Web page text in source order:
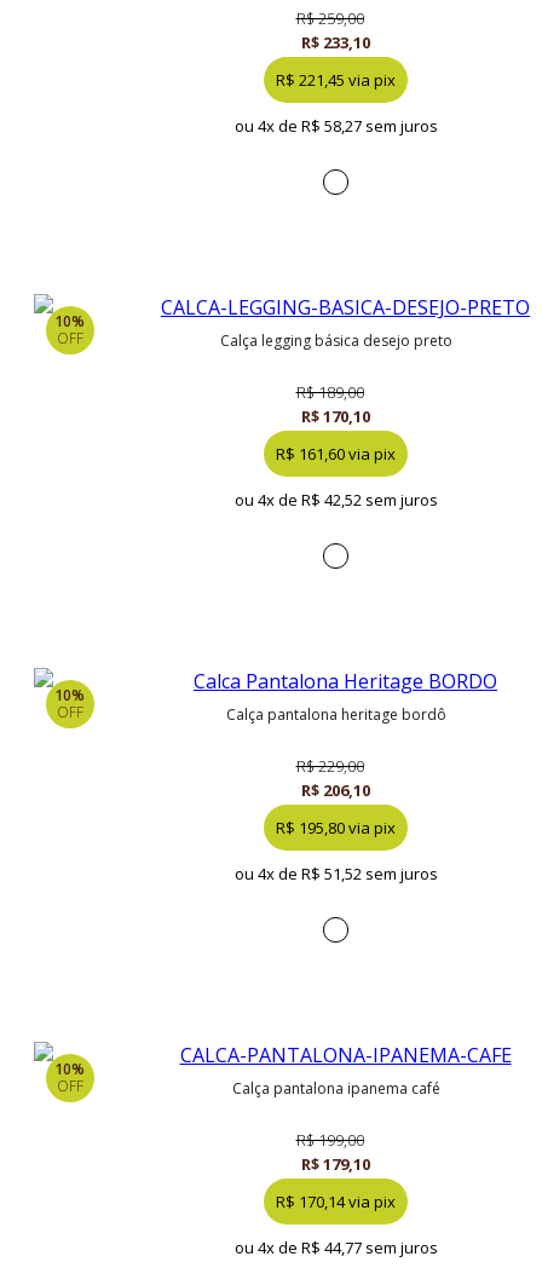
R$ 259,00
R$ 233,10
R$ 221,45 via pix
ou 4x de R$ 58,27 sem juros
10%
OFF
calça legging básica desejo preto
R$ 189,00
R$ 170,10
R$ 161,60 via pix
ou 4x de R$ 42,52 sem juros
10%
OFF
calça pantalona heritage bordô
R$ 229,00
R$ 206,10
R$ 195,80 via pix
ou 4x de R$ 51,52 sem juros
10%
OFF
calça pantalona ipanema café
R$ 199,00
R$ 179,10
R$ 170,14 via pix
ou 4x de R$ 44,77 sem juros